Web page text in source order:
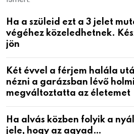
Ha a szüleid ezt a 3 jelet
végéhez közeledhetnek.
jön
Két évvel a férjem halála
nézni a garázsban lévő
megváltoztatta az életemet
Ha alvás közben folyik a
jele, hogy az agyad…